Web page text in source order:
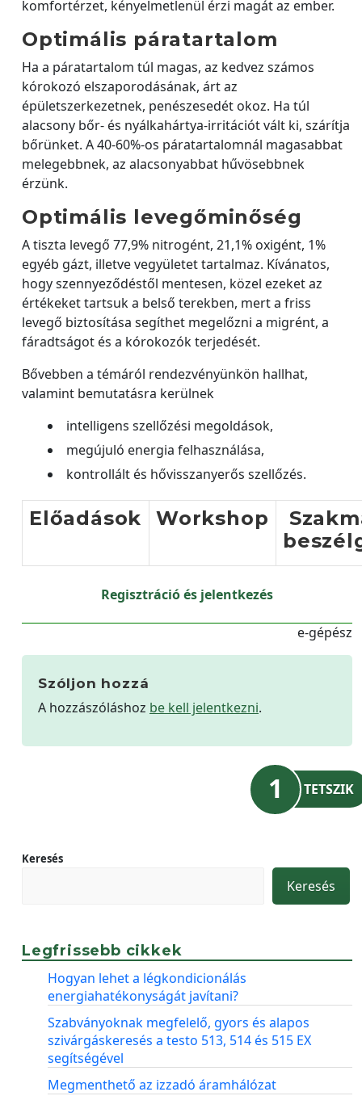
komfortérzet, kényelmetlenül érzi magát az ember.
Optimális páratartalom
Ha a páratartalom túl magas, az kedvez számos
kórokozó elszaporodásának, árt az
épületszerkezetnek, penészesedét okoz. Ha túl
alacsony bőr- és nyálkahártya-irritációt vált ki, szárítja
bőrünket. A 40-60%-os páratartalomnál magasabbat
melegebbnek, az alacsonyabbat hűvösebbnek
érzünk.
Optimális levegőminőség
A tiszta levegő 77,9% nitrogént, 21,1% oxigént, 1%
egyéb gázt, illetve vegyületet tartalmaz. Kívánatos,
hogy szennyeződéstől mentesen, közel ezeket az
értékeket tartsuk a belső terekben, mert a friss
levegő biztosítása segíthet megelőzni a migrént, a
fáradtságot és a kórokozók terjedését.
Bővebben a témáról rendezvényünkön hallhat,
valamint bemutatásra kerülnek
intelligens szellőzési megoldások,
megújuló energia felhasználása,
kontrollált és hővisszanyerős szellőzés.
Előadások Workshop
Regisztráció és jelentkezés
e-gépész
Szóljon hozzá
A hozzászóláshoz be kell jelentkezni.
1 TETSZIK
Keresés
Keresés
Legfrissebb cikkek
Hogyan lehet a légkondicionálás
energiahatékonyságát javítani?
Szabványoknak megfelelő, gyors és alapos
szivárgáskeresés a testo 513, 514 és 515 EX
segítségével
Megmenthető az izzadó áramhálózat